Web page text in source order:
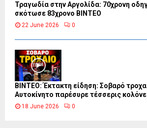
Τραγωδία στην Αργολίδα: 70χρονη
σκότωσε 83χρονο ΒΙΝΤΕΟ
22 June 2026 0
ΒΙΝΤΕΟ: Έκτακτη είδηση: Σοβαρό
Αυτοκίνητο παρέσυρε τέσσερις
18 June 2026 0